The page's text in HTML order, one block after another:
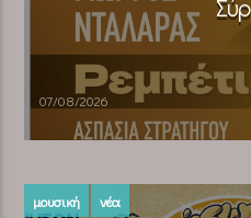
07/08/2026
μουσική νέα